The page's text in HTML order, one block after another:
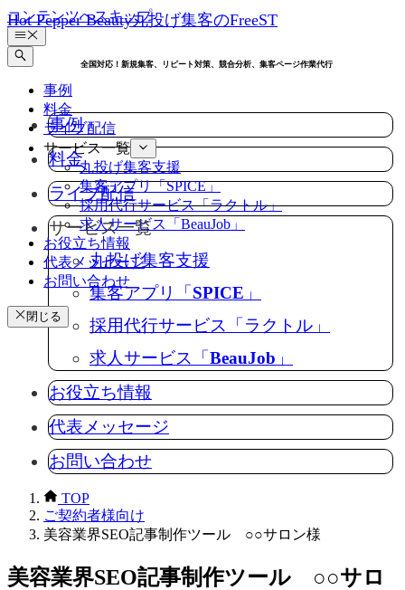
コンテンツへスキップ
全国対応！新規集客、リピート対策、競合分析、集客ページ作業代行
Hot Pepper Beauty丸投げ集客のFreeST
事例
料金
ライブ配信
サービス一覧
丸投げ集客支援
集客アプリ「SPICE」
採用代行サービス「ラクトル」
求人サービス「BeauJob」
お役立ち情報
代表メッセージ
お問い合わせ
閉じる
事例
料金
ライブ配信
サービス一覧
丸投げ集客支援
集客アプリ「SPICE」
採用代行サービス「ラクトル」
求人サービス「BeauJob」
お役立ち情報
代表メッセージ
お問い合わせ
TOP
ご契約者様向け
美容業界SEO記事制作ツール ○○サロン様
美容業界SEO記事制作ツール ○○サロ